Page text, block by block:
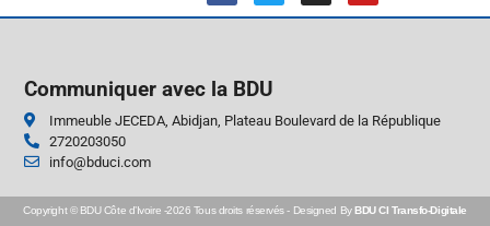
Communiquer avec la BDU
Immeuble JECEDA, Abidjan, Plateau Boulevard de la République
2720203050
info@bduci.com
Copyright © BDU Côte d’Ivoire -2026 Tous droits réservés - Designed ByBDU CI Transfo-Digitale